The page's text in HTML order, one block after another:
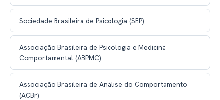
Sociedade Brasileira de Psicologia (SBP)
Associação Brasileira de Psicologia e Medicina
Comportamental (ABPMC)
Associação Brasileira de Análise do Comportamento
(ACBr)